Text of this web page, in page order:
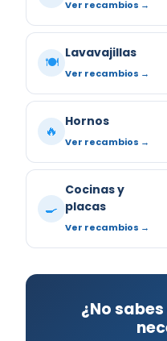
Ver recambios →
🍽️
Lavavajillas
Ver recambios →
🔥
Hornos
Ver recambios →
🍳
Cocinas y
placas
Ver recambios →
¿No